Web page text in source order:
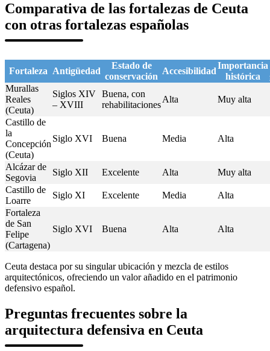
Comparativa de las fortalezas de Ceuta
con otras fortalezas españolas
Fortaleza Antigüedad
Estado de
conservación
Accesibilidad
Importancia
histórica
Murallas
Reales
(Ceuta)
Siglos XIV
– XVIII
Buena, con
rehabilitaciones
Alta Muy alta
Castillo de
la
Concepción
(Ceuta)
Siglo XVI Buena Media Alta
Alcázar de
Segovia
Siglo XII Excelente Alta Muy alta
Castillo de
Loarre
Siglo XI Excelente Media Alta
Fortaleza
de San
Felipe
(Cartagena)
Siglo XVI Buena Alta Alta
Ceuta destaca por su singular ubicación y mezcla de estilos
arquitectónicos, ofreciendo un valor añadido en el patrimonio
defensivo español.
Preguntas frecuentes sobre la
arquitectura defensiva en Ceuta